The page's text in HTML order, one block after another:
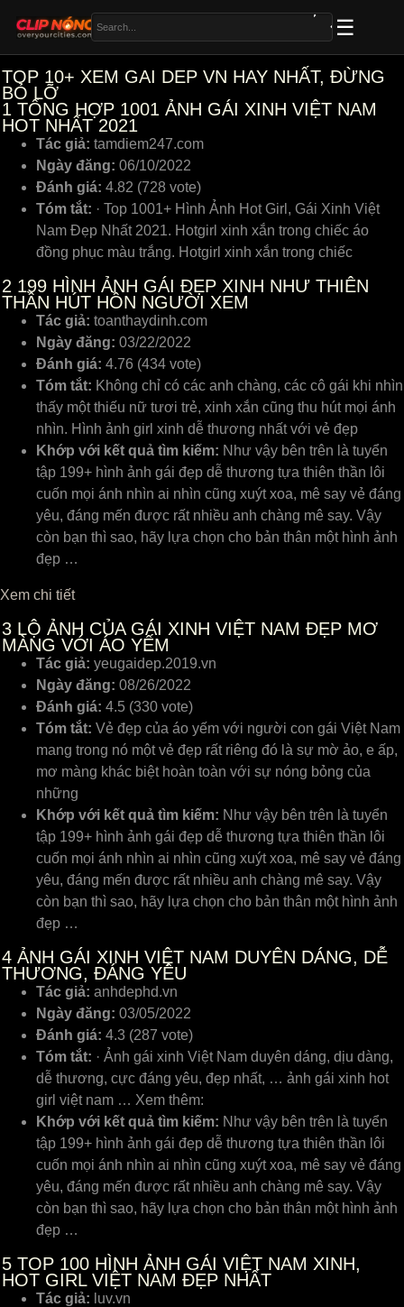
TOP 10+ XEM GAI DEP VN HAY NHẤT, ĐỪNG
BỎ LỠ
1 TỔNG HỢP 1001 ẢNH GÁI XINH VIỆT NAM
HOT NHẤT 2021
Tác giả: tamdiem247.com
Ngày đăng: 06/10/2022
Đánh giá: 4.82 (728 vote)
Tóm tắt: · Top 1001+ Hình Ảnh Hot Girl, Gái Xinh Việt
Nam Đẹp Nhất 2021. Hotgirl xinh xắn trong chiếc áo
đồng phục màu trắng. Hotgirl xinh xắn trong chiếc
2 199 HÌNH ẢNH GÁI ĐẸP XINH NHƯ THIÊN
THẦN HÚT HỒN NGƯỜI XEM
Tác giả: toanthaydinh.com
Ngày đăng: 03/22/2022
Đánh giá: 4.76 (434 vote)
Tóm tắt: Không chỉ có các anh chàng, các cô gái khi nhìn
thấy một thiếu nữ tươi trẻ, xinh xắn cũng thu hút mọi ánh
nhìn. Hình ảnh girl xinh dễ thương nhất với vẻ đẹp
Khớp với kết quả tìm kiếm: Như vậy bên trên là tuyển
tập 199+ hình ảnh gái đẹp dễ thương tựa thiên thần lôi
cuốn mọi ánh nhìn ai nhìn cũng xuýt xoa, mê say vẻ đáng
yêu, đáng mến được rất nhiều anh chàng mê say. Vậy
còn bạn thì sao, hãy lựa chọn cho bản thân một hình ảnh
đẹp …
Xem chi tiết
3 LỘ ẢNH CỦA GÁI XINH VIỆT NAM ĐẸP MƠ
MÀNG VỚI ÁO YẾM
Tác giả: yeugaidep.2019.vn
Ngày đăng: 08/26/2022
Đánh giá: 4.5 (330 vote)
Tóm tắt: Vẻ đẹp của áo yếm với người con gái Việt Nam
mang trong nó một vẻ đẹp rất riêng đó là sự mờ ảo, e ấp,
mơ màng khác biệt hoàn toàn với sự nóng bỏng của
những
Khớp với kết quả tìm kiếm: Như vậy bên trên là tuyển
tập 199+ hình ảnh gái đẹp dễ thương tựa thiên thần lôi
cuốn mọi ánh nhìn ai nhìn cũng xuýt xoa, mê say vẻ đáng
yêu, đáng mến được rất nhiều anh chàng mê say. Vậy
còn bạn thì sao, hãy lựa chọn cho bản thân một hình ảnh
đẹp …
4 ẢNH GÁI XINH VIỆT NAM DUYÊN DÁNG, DỄ
THƯƠNG, ĐÁNG YÊU
Tác giả: anhdephd.vn
Ngày đăng: 03/05/2022
Đánh giá: 4.3 (287 vote)
Tóm tắt: · Ảnh gái xinh Việt Nam duyên dáng, dịu dàng,
dễ thương, cực đáng yêu, đẹp nhất, … ảnh gái xinh hot
girl việt nam … Xem thêm:
Khớp với kết quả tìm kiếm: Như vậy bên trên là tuyển
tập 199+ hình ảnh gái đẹp dễ thương tựa thiên thần lôi
cuốn mọi ánh nhìn ai nhìn cũng xuýt xoa, mê say vẻ đáng
yêu, đáng mến được rất nhiều anh chàng mê say. Vậy
còn bạn thì sao, hãy lựa chọn cho bản thân một hình ảnh
đẹp …
5 TOP 100 HÌNH ẢNH GÁI VIỆT NAM XINH,
HOT GIRL VIỆT NAM ĐẸP NHẤT
Tác giả: luv.vn